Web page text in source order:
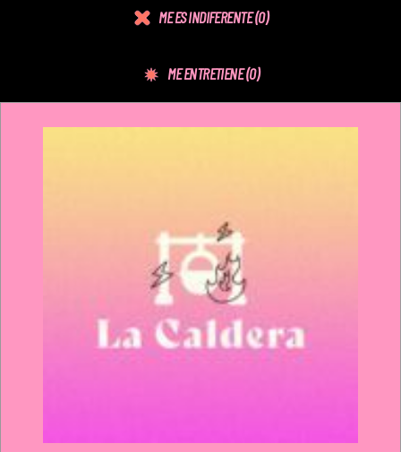
ME ES INDIFERENTE(0)
ME ENTRETIENE(0)